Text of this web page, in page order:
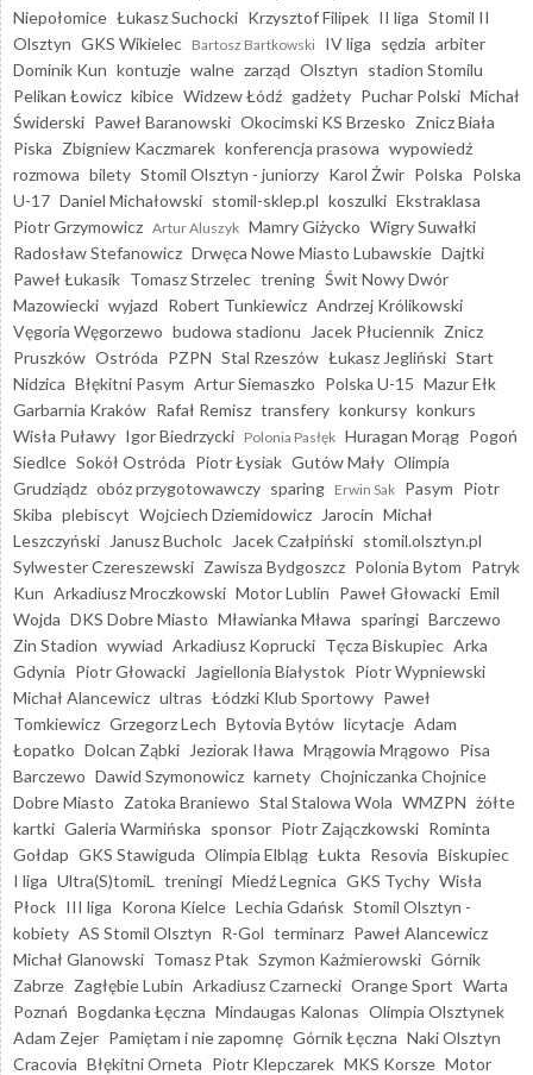
Niepołomice Łukasz Suchocki Krzysztof Filipek II liga Stomil II
Olsztyn GKS Wikielec Bartosz Bartkowski IV liga sędzia arbiter
Dominik Kun kontuzje walne zarząd Olsztyn stadion Stomilu
Pelikan Łowicz kibice Widzew Łódź gadżety Puchar Polski Michał
Świderski Paweł Baranowski Okocimski KS Brzesko Znicz Biała
Piska Zbigniew Kaczmarek konferencja prasowa wypowiedź
rozmowa bilety Stomil Olsztyn - juniorzy Karol Żwir Polska Polska
U-17 Daniel Michałowski stomil-sklep.pl koszulki Ekstraklasa
Piotr Grzymowicz Artur Aluszyk Mamry Giżycko Wigry Suwałki
Radosław Stefanowicz Drwęca Nowe Miasto Lubawskie Dajtki
Paweł Łukasik Tomasz Strzelec trening Świt Nowy Dwór
Mazowiecki wyjazd Robert Tunkiewicz Andrzej Królikowski
Vęgoria Węgorzewo budowa stadionu Jacek Płuciennik Znicz
Pruszków Ostróda PZPN Stal Rzeszów Łukasz Jegliński Start
Nidzica Błękitni Pasym Artur Siemaszko Polska U-15 Mazur Ełk
Garbarnia Kraków Rafał Remisz transfery konkursy konkurs
Wisła Puławy Igor Biedrzycki Polonia Pasłęk Huragan Morąg Pogoń
Siedlce Sokół Ostróda Piotr Łysiak Gutów Mały Olimpia
Grudziądz obóz przygotowawczy sparing Erwin Sak Pasym Piotr
Skiba plebiscyt Wojciech Dziemidowicz Jarocin Michał
Leszczyński
Janusz Bucholc Jacek Czałpiński stomil.olsztyn.pl
Sylwester Czereszewski Zawisza Bydgoszcz Polonia Bytom Patryk
Kun Arkadiusz Mroczkowski Motor Lublin Paweł Głowacki Emil
Wojda DKS Dobre Miasto Mławianka Mława sparingi Barczewo
Zin Stadion wywiad Arkadiusz Koprucki Tęcza Biskupiec Arka
Gdynia Piotr Głowacki Jagiellonia Białystok Piotr Wypniewski
Michał Alancewicz ultras Łódzki Klub Sportowy Paweł
Tomkiewicz Grzegorz Lech Bytovia Bytów licytacje Adam
Łopatko Dolcan Ząbki Jeziorak Iława Mrągowia Mrągowo Pisa
Barczewo Dawid Szymonowicz karnety Chojniczanka Chojnice
Dobre Miasto Zatoka Braniewo Stal Stalowa Wola WMZPN żółte
kartki Galeria Warmińska sponsor Piotr Zajączkowski Rominta
Gołdap GKS Stawiguda Olimpia Elbląg Łukta Resovia Biskupiec
I liga Ultra(S)tomiL treningi Miedź Legnica GKS Tychy Wisła
Płock III liga Korona Kielce Lechia Gdańsk Stomil Olsztyn -
kobiety AS Stomil Olsztyn R-Gol terminarz Paweł Alancewicz
Michał Glanowski Tomasz Ptak Szymon Kaźmierowski Górnik
Zabrze Zagłębie Lubin Arkadiusz Czarnecki Orange Sport Warta
Poznań Bogdanka Łęczna Mindaugas Kalonas Olimpia Olsztynek
Adam Zejer Pamiętam i nie zapomnę Górnik Łęczna Naki Olsztyn
Cracovia Błękitni Orneta Piotr Klepczarek MKS Korsze Motor